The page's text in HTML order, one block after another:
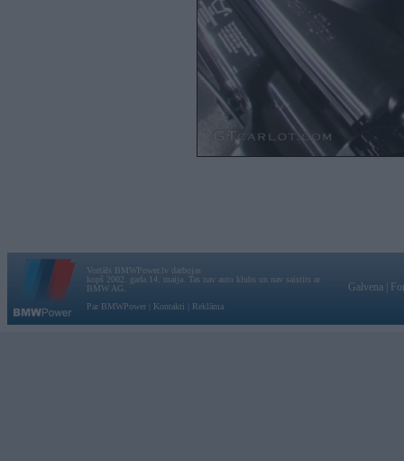
Vortāls BMWPower.lv darbojas
kopš 2002. gada 14. maija. Tas nav auto klubs un nav saistīts ar
BMW AG.
Par BMWPower
Kontakti Reklāma
Galvena